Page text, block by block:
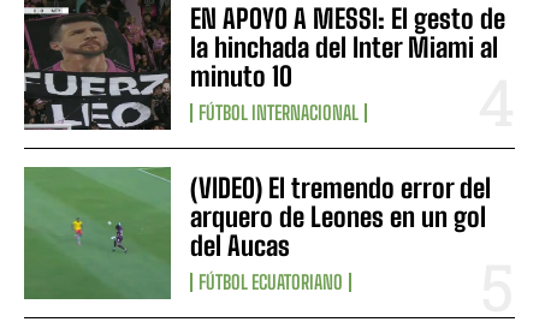
EN APOYO A MESSI: El gesto de
la hinchada del Inter Miami al
minuto 10
FÚTBOL INTERNACIONAL
(VIDEO) El tremendo error del
arquero de Leones en un gol
del Aucas
FÚTBOL ECUATORIANO